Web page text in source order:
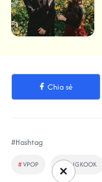
Chia sẻ
#Hashtag
#VPOP # JUNGKOOK
×